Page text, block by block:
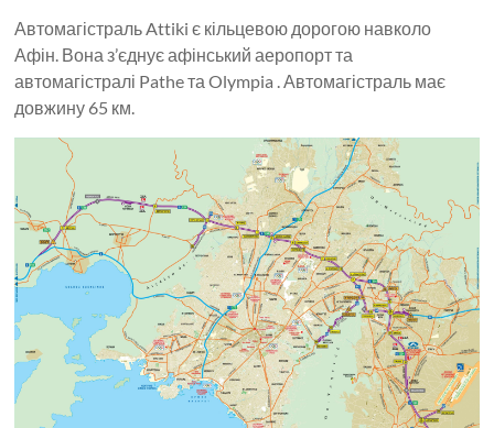
Автомагістраль Attiki є кільцевою дорогою навколо
Афін. Вона з’єднує афінський аеропорт та
автомагістралі Pathe та Olympia . Автомагістраль має
довжину 65 км.